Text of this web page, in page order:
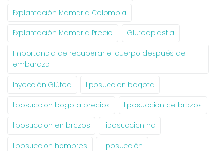
Explantación Mamaria Colombia
Explantación Mamaria Precio Gluteoplastia
Importancia de recuperar el cuerpo después del
embarazo
Inyección Glútea liposuccion bogota
liposuccion bogota precios liposuccion de brazos
liposuccion en brazos liposuccion hd
liposuccion hombres Liposucción